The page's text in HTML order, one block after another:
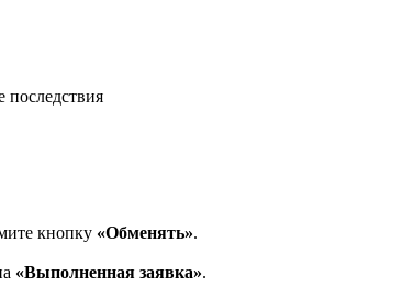
кнопку «Обменять».
«Выполненная заявка».